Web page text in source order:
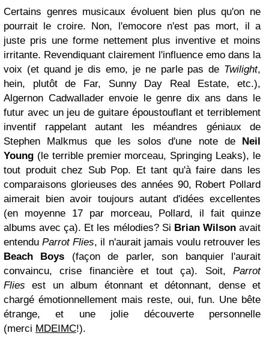
Certains genres musicaux évoluent bien plus qu'on ne
pourrait le croire. Non, l'emocore n'est pas mort, il a
juste pris une forme nettement plus inventive et moins
irritante. Revendiquant clairement l'influence emo dans la
voix (et quand je dis emo, je ne parle pas de Twilight,
hein, plutôt de Far, Sunny Day Real Estate, etc.),
Algernon Cadwallader envoie le genre dix ans dans le
futur avec un jeu de guitare époustouflant et terriblement
inventif rappelant autant les méandres géniaux de
Stephen Malkmus que les solos d'une note de Neil
Young (le terrible premier morceau, Springing Leaks), le
tout produit chez Sub Pop. Et tant qu'à faire dans les
comparaisons glorieuses des années 90, Robert Pollard
aimerait bien avoir toujours autant d'idées excellentes
(en moyenne 17 par morceau, Pollard, il fait quinze
albums avec ça). Et les mélodies? Si Brian Wilsonavait
entenduParrot Flies, il n'aurait jamais voulu retrouver les
Beach Boys (façon de parler, son banquier l'aurait
convaincu, crise financière et tout ça). Soit, Parrot
Flies est un album étonnant et détonnant, dense et
chargé émotionnellement mais reste, oui, fun. Une bête
étrange, et une jolie découverte personnelle
(merci MDEIMC!).